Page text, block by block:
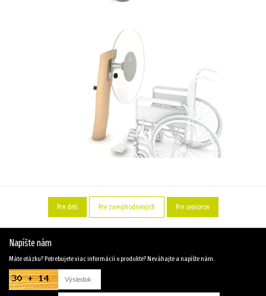
Pre deti Pre znevýhodnených Pre seniorov
Napíšte nám
Máte otázku? Potrebujete viac informácií o produkte? Neváhajte a napíšte nám.